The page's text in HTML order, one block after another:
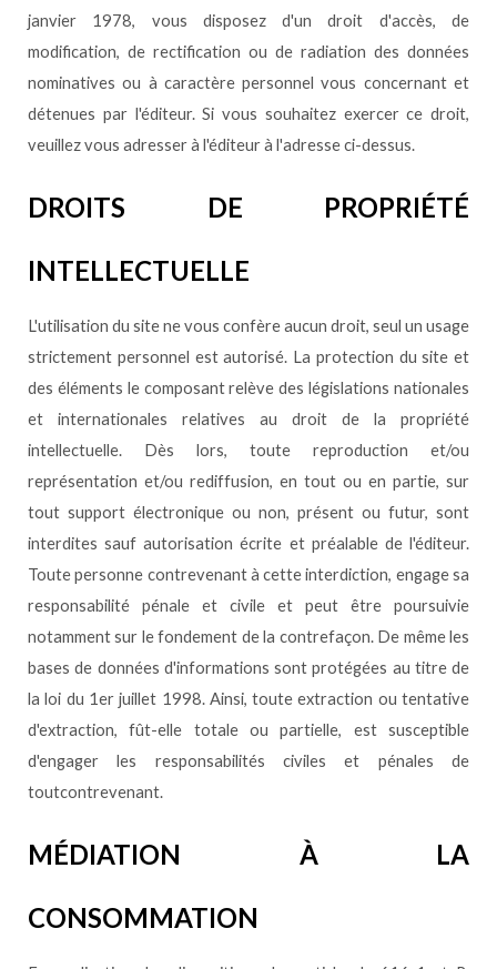
janvier 1978, vous disposez d'un droit d'accès, de
modification, de rectification ou de radiation des données
nominatives ou à caractère personnel vous concernant et
détenues par l'éditeur. Si vous souhaitez exercer ce droit,
veuillez vous adresser à l'éditeur à l'adresse ci-dessus.
DROITS DE PROPRIÉTÉ
INTELLECTUELLE
L'utilisation du site ne vous confère aucun droit, seul un usage
strictement personnel est autorisé. La protection du site et
des éléments le composant relève des législations nationales
et internationales relatives au droit de la propriété
intellectuelle. Dès lors, toute reproduction et/ou
représentation et/ou rediffusion, en tout ou en partie, sur
tout support électronique ou non, présent ou futur, sont
interdites sauf autorisation écrite et préalable de l'éditeur.
Toute personne contrevenant à cette interdiction, engage sa
responsabilité pénale et civile et peut être poursuivie
notamment sur le fondement de la contrefaçon. De même les
bases de données d'informations sont protégées au titre de
la loi du 1er juillet 1998. Ainsi, toute extraction ou tentative
d'extraction, fût-elle totale ou partielle, est susceptible
d'engager les responsabilités civiles et pénales de
toutcontrevenant.
MÉDIATION À LA
CONSOMMATION